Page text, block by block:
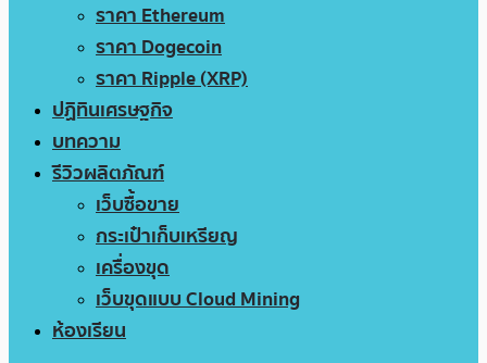
ราคา Ethereum
ราคา Dogecoin
ราคา Ripple (XRP)
ปฏิทินเศรษฐกิจ
บทความ
รีวิวผลิตภัณฑ์
เว็บซื้อขาย
กระเป๋าเก็บเหรียญ
เครื่องขุด
เว็บขุดแบบ Cloud Mining
ห้องเรียน